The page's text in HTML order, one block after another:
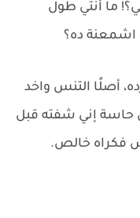
ما أنتي طول
ده؟
أصلًا التنس واخد
حاسة إني شفته قبل
فكراه خالص.